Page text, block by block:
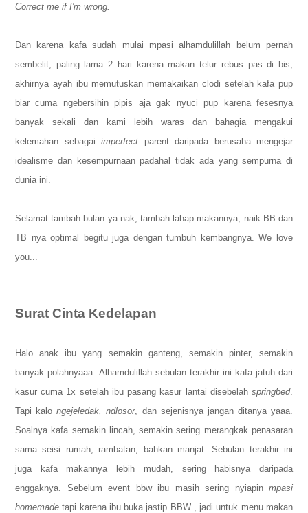
Correct me if I'm wrong.
Dan karena kafa sudah mulai mpasi alhamdulillah belum pernah
sembelit, paling lama 2 hari karena makan telur rebus pas di bis,
akhirnya ayah ibu memutuskan memakaikan clodi setelah kafa pup
biar cuma ngebersihin pipis aja gak nyuci pup karena fesesnya
banyak sekali dan kami lebih waras dan bahagia mengakui
kelemahan sebagai imperfect parent daripada berusaha mengejar
idealisme dan kesempurnaan padahal tidak ada yang sempurna di
dunia ini.
Selamat tambah bulan ya nak, tambah lahap makannya, naik BB dan
TB nya optimal begitu juga dengan tumbuh kembangnya. We love
you...
Surat Cinta Kedelapan
Halo anak ibu yang semakin ganteng, semakin pinter, semakin
banyak polahnyaaa. Alhamdulillah sebulan terakhir ini kafa jatuh dari
kasur cuma 1x setelah ibu pasang kasur lantai disebelah springbed.
Tapi kalongejeledak, ndlosor, dan sejenisnya jangan ditanya yaaa.
Soalnya kafa semakin lincah, semakin sering merangkak penasaran
sama seisi rumah, rambatan, bahkan manjat. Sebulan terakhir ini
juga kafa makannya lebih mudah, sering habisnya daripada
enggaknya. Sebelum event bbw ibu masih sering nyiapin mpasi
homemade tapi karena ibu buka jastip BBW, jadi untuk menu makan